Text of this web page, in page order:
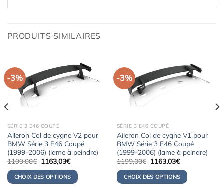
PRODUITS SIMILAIRES
-3%
SÉRIE 3 E46 COUPÉ
Aileron Col de cygne V2 pour
BMW Série 3 E46 Coupé
(1999-2006) (lame à peindre)
1199,00€ Le
prix
initial
était :
1199,00€.
1163,03€Le
actuel
est :
1163,03€.
CHOIX DES OPTIONS
-3%
SÉRIE 3 E46 COUPÉ
Aileron Col de cygne V1 pour
BMW Série 3 E46 Coupé
(1999-2006) (lame à peindre)
1199,00€ Le
prix
initial
était :
1199,00€.
1163,03€Le
actuel
est :
1163,03€.
CHOIX DES OPTIONS